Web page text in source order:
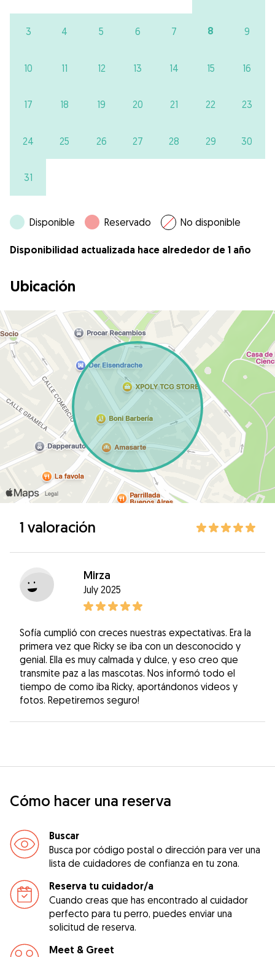
3 4 5 6 7 8 9
10 11 12 13 14 15 16
17 18 19 20 21 22 23
24 25 26 27 28 29 30
31
Disponible Reservado No disponible
Disponibilidad actualizada hace alrededor de 1 año
Ubicación
1 valoración
Mirza
July 2025
Sofía cumplió con creces nuestras expectativas. Era la
primera vez que Ricky se iba con un desconocido y
genial. Ella es muy calmada y dulce, y eso creo que
transmite paz a las mascotas. Nos informó todo el
tiempo de como iba Ricky, aportándonos videos y
fotos. Repetiremos seguro!
Cómo hacer una reserva
Buscar
Busca por código postal o dirección para ver una
lista de cuidadores de confianza en tu zona.
Reserva tu cuidador/a
Cuando creas que has encontrado al cuidador
perfecto para tu perro, puedes enviar una
solicitud de reserva.
Meet & Greet